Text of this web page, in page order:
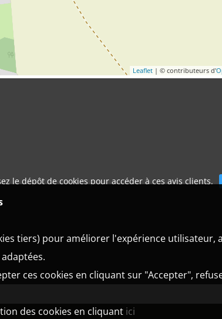
Leaflet | © contributeurs d'
le dépôt de cookies pour accéder à ces avis clients.
tiers) pour améliorer l'expérience
ces cookies en cliquant sur "Accepter",
des cookies en cliquant ici